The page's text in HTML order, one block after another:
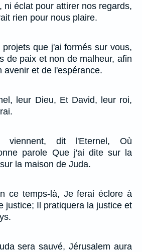
ni éclat pour attirer nos regards,
rien pour nous plaire.
que j'ai formés sur vous,
de paix et non de malheur, afin
avenir et de l'espérance.
leur Dieu, Et David, leur roi,
viennent, dit l'Eternel, Où
parole Que j'ai dite sur la
la maison de Juda.
ce temps-là, Je ferai éclore à
justice; Il pratiquera la justice et
sera sauvé, Jérusalem aura